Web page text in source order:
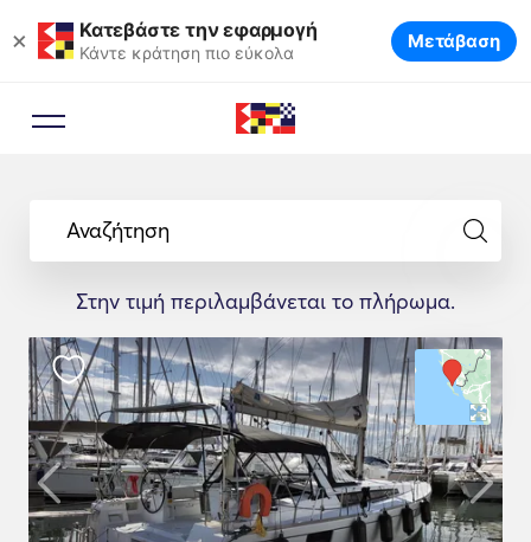
× Κατεβάστε την εφαρμογή
Κάντε κράτηση πιο εύκολα Μετάβαση
Αναζήτηση
Στην τιμή περιλαμβάνεται το πλήρωμα.